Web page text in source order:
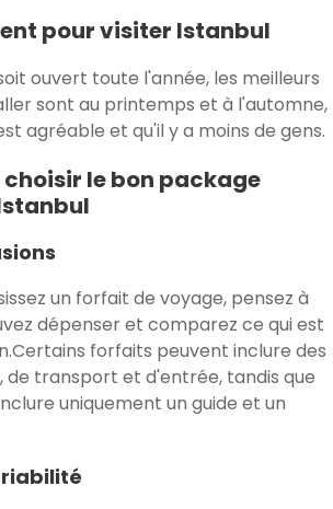
pour visiter Istanbul
ouvert toute l'année, les meilleurs
sont au printemps et à l'automne,
agréable et qu'il y a moins de gens.
le bon package
un forfait de voyage, pensez à
dépenser et comparez ce qui est
forfaits peuvent inclure des
de transport et d'entrée, tandis que
uniquement un guide et un